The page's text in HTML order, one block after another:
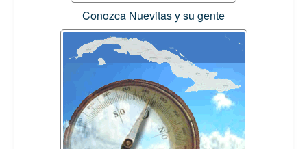
Conozca Nuevitas y su gente